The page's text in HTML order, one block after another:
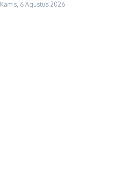
Kamis, 6 Agustus 2026